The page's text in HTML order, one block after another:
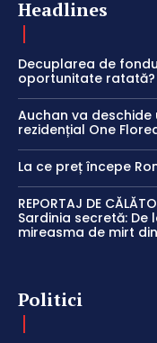
Headlines
Decuplarea de
oportunitate ratată?
Auchan va
rezidențial One
La ce preț începe
REPORTAJ DE
Sardinia secretă: De
mireasma de mirt
Politici